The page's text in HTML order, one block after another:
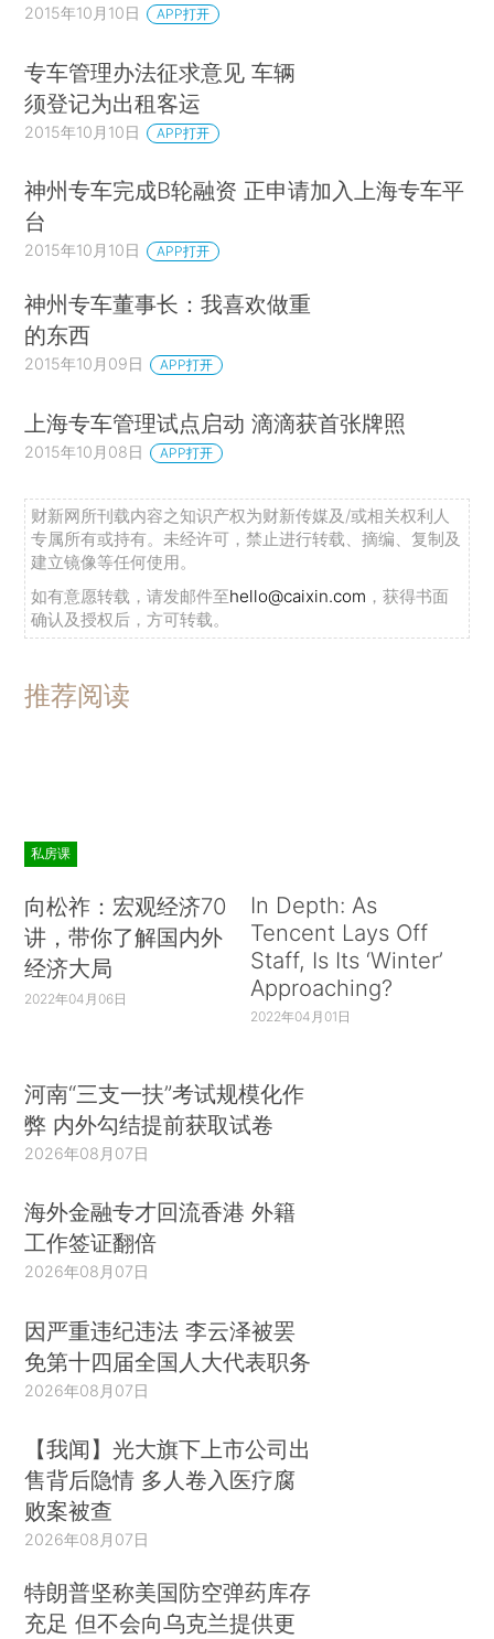
2015年10月10日 APP打开
专车管理办法征求意见 车辆
须登记为出租客运
2015年10月10日 APP打开
神州专车完成B轮融资 正申请加入上海专车平
台
2015年10月10日 APP打开
神州专车董事长：我喜欢做重
的东西
2015年10月09日 APP打开
上海专车管理试点启动 滴滴获首张牌照
2015年10月08日 APP打开
财新网所刊载内容之知识产权为财新传媒及/或相关权利人
专属所有或持有。未经许可，禁止进行转载、摘编、复制及
建立镜像等任何使用。
如有意愿转载，请发邮件至hello@caixin.com ，获得书面
确认及授权后，方可转载。
推荐阅读
私房课
向松祚：宏观经济70
讲，带你了解国内外
经济大局
2022年04月06日
In Depth: As
Tencent Lays Off
Staff, Is Its ‘Winter’
Approaching?
2022年04月01日
河南“三支一扶”考试规模化作
弊 内外勾结提前获取试卷
2026年08月07日
海外金融专才回流香港 外籍
工作签证翻倍
2026年08月07日
因严重违纪违法 李云泽被罢
免第十四届全国人大代表职务
2026年08月07日
【我闻】光大旗下上市公司出
售背后隐情 多人卷入医疗腐
败案被查
2026年08月07日
特朗普坚称美国防空弹药库存
充足 但不会向乌克兰提供更